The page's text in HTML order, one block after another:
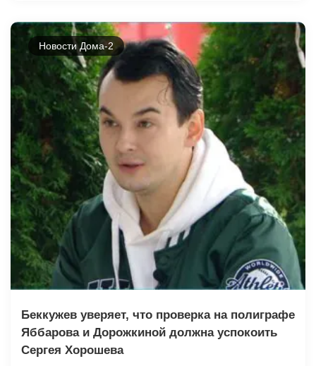
Новости Дома-2
Беккужев уверяет, что проверка на полиграфе
Яббарова и Дорожкиной должна успокоить
Сергея Хорошева